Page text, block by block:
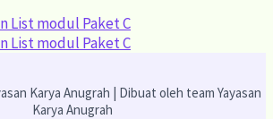
List modul Paket C
List modul Paket C
Karya Anugrah | Dibuat oleh team Yayasan
Karya Anugrah